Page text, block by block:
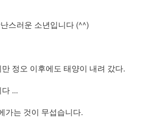
스러운 소년입니다 (^^)
정오 이후에도 태양이 내려 갔다.
...
가는 것이 무섭습니다.